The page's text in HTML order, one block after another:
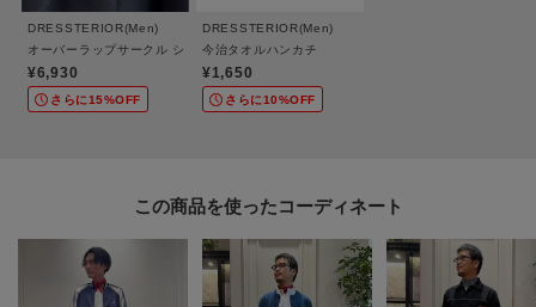
DRESSTERIOR(Men)
オーバーラップサークル シルクスカーフ・ポケットチーフ
¥6,930
さらに15%OFF
DRESSTERIOR(Men)
今治タオルハンカチ
¥1,650
さらに10%OFF
この商品を使った